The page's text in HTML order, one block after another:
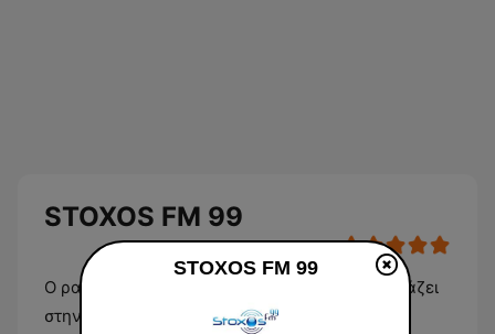
STOXOS FM 99
Ο ραδιοφωνικός σταθμός STOXOS FM 99 εστιάζει
στην προβολή της ελληνικής μουσικής, με το
STOXOS FM 99